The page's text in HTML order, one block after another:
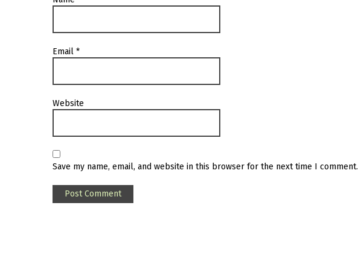
Email *
Website
Save my name, email, and website in this browser for the next time I comment.